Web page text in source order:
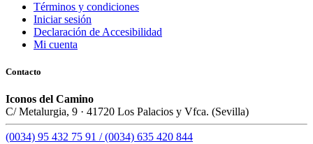
Términos y condiciones
Iniciar sesión
Declaración de Accesibilidad
Mi cuenta
Contacto
Iconos del Camino
C/ Metalurgia, 9 · 41720 Los Palacios y Vfca. (Sevilla)
(0034) 95 432 75 91 / (0034) 635 420 844